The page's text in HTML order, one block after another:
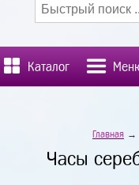
Каталог
Главная →
Часы